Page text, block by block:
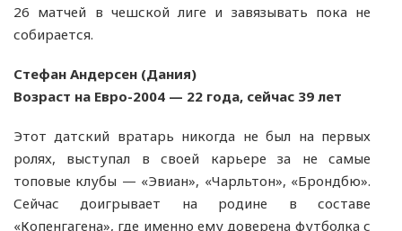
26 матчей в чешской лиге и завязывать пока не
собирается.
Стефан Андерсен (Дания)
Возраст на Евро-2004 — 22 года, сейчас 39 лет
Этот датский вратарь никогда не был на первых
ролях, выступал в своей карьере за не самые
топовые клубы — «Эвиан», «Чарльтон», «Брондбю».
Сейчас доигрывает на родине в составе
«Копенгагена», где именно ему доверена футболка с